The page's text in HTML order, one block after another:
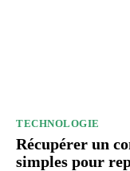
TECHNOLOGIE
Récupérer un
simples pour